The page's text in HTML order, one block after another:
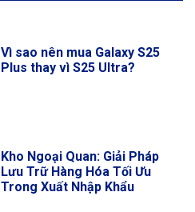
Vì sao nên mua Galaxy S25
Plus thay vì S25 Ultra?
Kho Ngoại Quan: Giải Pháp
Lưu Trữ Hàng Hóa Tối Ưu
Trong Xuất Nhập Khẩu